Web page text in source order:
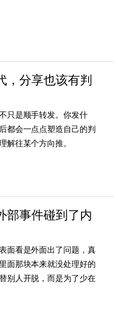
，分享也该有判
只是顺手转发。你发什
都会一点点塑造自己的判
解往某个方向推。
部事件碰到了内
面看是外面出了问题，真
面那块本来就没处理好的
别人开脱，而是为了少在